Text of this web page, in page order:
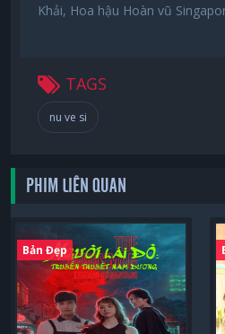
Khải, Hoa hậu Hoàn vũ
TAGS
nu ve si
PHIM LIÊN QUAN
Bản Đẹp